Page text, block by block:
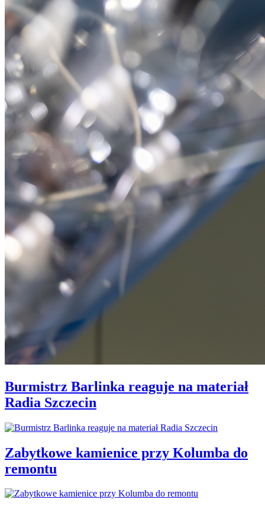
Burmistrz Barlinka reaguje na materiał
Radia Szczecin
Zabytkowe kamienice przy Kolumba do
remontu